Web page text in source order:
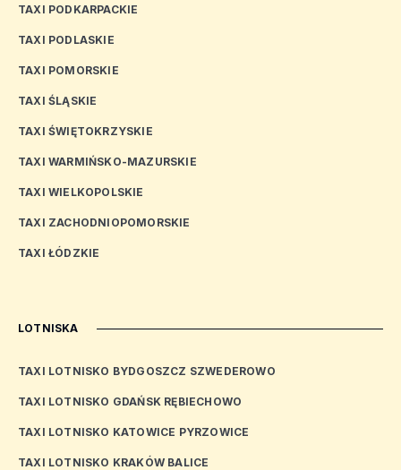
TAXI PODKARPACKIE
TAXI PODLASKIE
TAXI POMORSKIE
TAXI ŚLĄSKIE
TAXI ŚWIĘTOKRZYSKIE
TAXI WARMIŃSKO-MAZURSKIE
TAXI WIELKOPOLSKIE
TAXI ZACHODNIOPOMORSKIE
TAXI ŁÓDZKIE
LOTNISKA
TAXI LOTNISKO BYDGOSZCZ SZWEDEROWO
TAXI LOTNISKO GDAŃSK RĘBIECHOWO
TAXI LOTNISKO KATOWICE PYRZOWICE
TAXI LOTNISKO KRAKÓW BALICE